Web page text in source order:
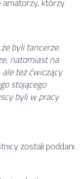
byli tancerze.
natomiast na
też ćwiczący
stojącego
byli w pracy
zostali poddani